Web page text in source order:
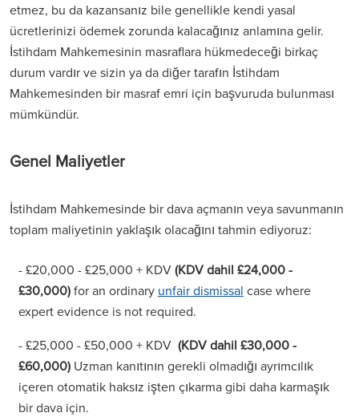
etmez, bu da kazansanız bile genellikle kendi yasal
ücretlerinizi ödemek zorunda kalacağınız anlamına gelir.
İstihdam Mahkemesinin masraflara hükmedeceği birkaç
durum vardır ve sizin ya da diğer tarafın İstihdam
Mahkemesinden bir masraf emri için başvuruda bulunması
mümkündür.
Genel Maliyetler
İstihdam Mahkemesinde bir dava açmanın veya savunmanın
toplam maliyetinin yaklaşık olacağını tahmin ediyoruz:
- £20,000 - £25,000 + KDV(KDV dahil £24,000 -
£30,000)for an ordinary unfair dismissal case where
expert evidence is not required.
- £25,000 - £50,000 + KDV (KDV dahil £30,000 -
£60,000)Uzman kanıtının gerekli olmadığı ayrımcılık
içeren otomatik haksız işten çıkarma gibi daha karmaşık
bir dava için.